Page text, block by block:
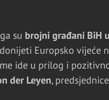
su brojni građani BiH
Europsko vijeće
ide u prilog i
der Leyen,